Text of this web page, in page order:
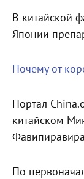
В китайской
Японии
Почему от
Портал
китайском
По